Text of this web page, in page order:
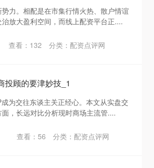
力。相配是在市集行情火热、散户情谊
放大盈利空间，而线上配资平台正....
查看： 132 分类：配资点评网
投顾的要津妙技_1
为交往东谈主关正经心。本文从实盘交
，长远对比分析现时商场主流管....
查看：56 分类：配资点评网